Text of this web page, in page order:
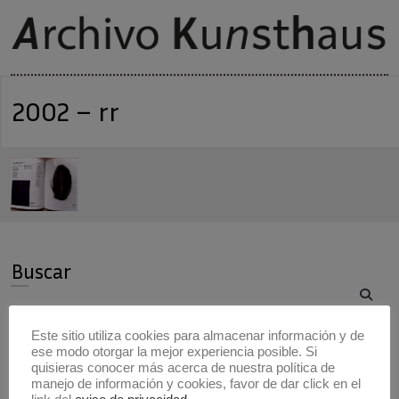
2002 – rr
Buscar
Artistas
Este sitio utiliza cookies para almacenar información y de
ese modo otorgar la mejor experiencia posible. Si
quisieras conocer más acerca de nuestra política de
manejo de información y cookies, favor de dar click en el